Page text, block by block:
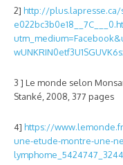
2] http://plus.lapresse.ca/
3 ] Le monde selon
Stanké, 2008, 377 pages
4] https://
une-etude-montre-une-